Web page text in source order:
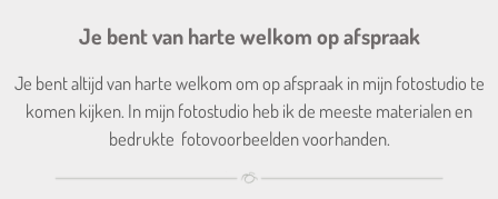
Je bent van harte welkom op afspraak
Je bent altijd van harte welkom om op afspraak in mijn fotostudio te
komen kijken. In mijn fotostudio heb ik de meeste materialen en
bedrukte fotovoorbeelden voorhanden.